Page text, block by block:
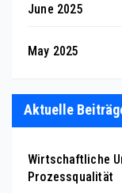
June 2025
May 2025
Aktuelle
Wirtschaftliche
Prozessqualität